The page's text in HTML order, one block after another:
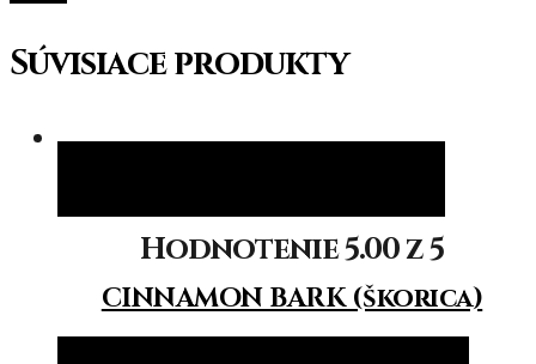
Súvisiace produkty
Hodnotenie5.00z 5
CINNAMON BARK (škorica)